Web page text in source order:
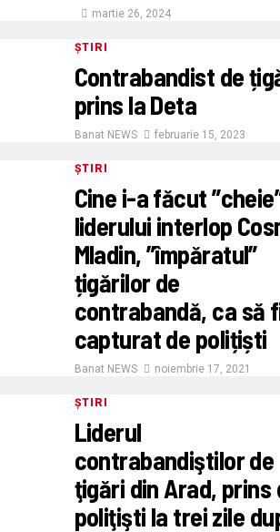
martie 26, 2024
ȘTIRI
Contrabandist de
prins la Deta
Banat NEWS februarie 15, 2023
ȘTIRI
Cine i-a făcut
liderului interlop
Mladin, ”împăratul”
țigărilor de
contrabandă, ca să
capturat de polițiști
Banat NEWS noiembrie 17, 2021
ȘTIRI
Liderul
contrabandiştilor de
ţigări din Arad, prins
poliţişti la trei zile